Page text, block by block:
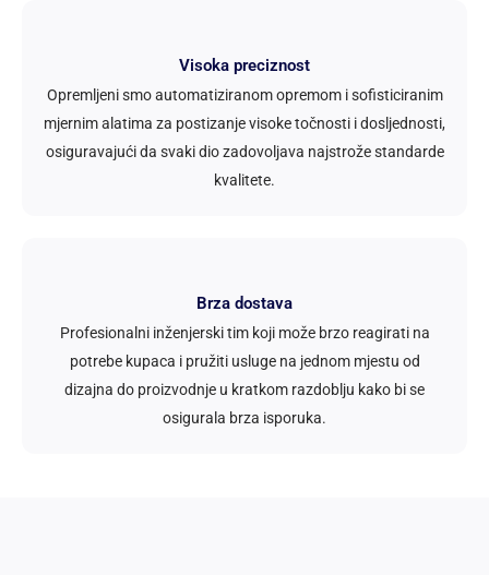
Visoka preciznost
Opremljeni smo automatiziranom opremom i sofisticiranim
mjernim alatima za postizanje visoke točnosti i dosljednosti,
osiguravajući da svaki dio zadovoljava najstrože standarde
kvalitete.
Brza dostava
Profesionalni inženjerski tim koji može brzo reagirati na
potrebe kupaca i pružiti usluge na jednom mjestu od
dizajna do proizvodnje u kratkom razdoblju kako bi se
osigurala brza isporuka.